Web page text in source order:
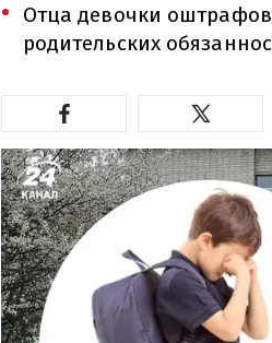
Отца девочки
родительских